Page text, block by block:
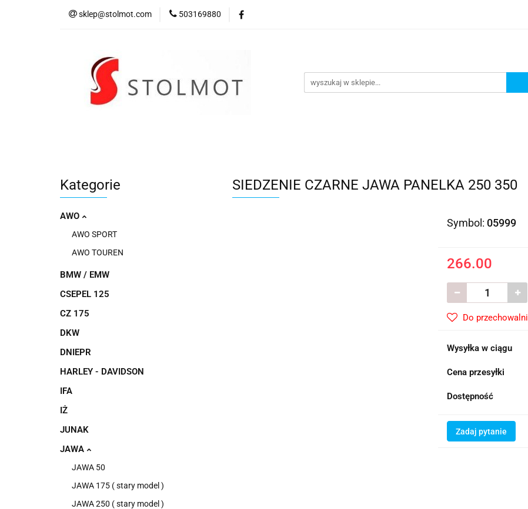
sklep@stolmot.com 503169880
Kategorie
AWO
AWO SPORT
AWO TOUREN
BMW / EMW
CSEPEL 125
CZ 175
DKW
DNIEPR
HARLEY - DAVIDSON
IFA
IŻ
JUNAK
JAWA
JAWA 50
JAWA 175 ( stary model )
JAWA 250 ( stary model )
SIEDZENIE CZARNE JAWA PANELKA 250 350
Symbol: 05999
266.00
Do przechowalni
Wysyłka w ciągu
Cena przesyłki
Dostępność
Zadaj pytanie